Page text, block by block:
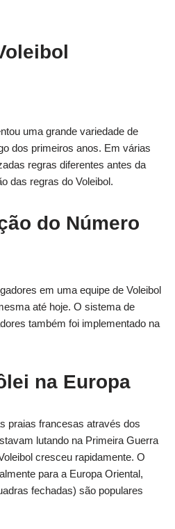
uma grande variedade de
dos primeiros anos. Em várias
regras diferentes antes da
das regras do Voleibol.
do Número
em uma equipe de Voleibol
até hoje. O sistema de
também foi implementado na
na Europa
praias francesas através dos
lutando na Primeira Guerra
cresceu rapidamente. O
para a Europa Oriental,
fechadas) são populares